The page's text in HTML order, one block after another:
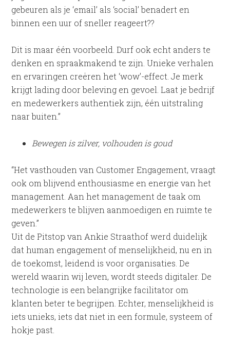
gebeuren als je ‘email’ als ‘social’ benadert en
binnen een uur of sneller reageert??
Dit is maar één voorbeeld. Durf ook echt anders te
denken en spraakmakend te zijn. Unieke verhalen
en ervaringen creëren het ‘wow’-effect. Je merk
krijgt lading door beleving en gevoel. Laat je bedrijf
en medewerkers authentiek zijn, één uitstraling
naar buiten.”
Bewegen is zilver, volhouden is goud
“Het vasthouden van Customer Engagement, vraagt
ook om blijvend enthousiasme en energie van het
management. Aan het management de taak om
medewerkers te blijven aanmoedigen en ruimte te
geven.”
Uit de Pitstop van Ankie Straathof werd duidelijk
dat human engagement of menselijkheid, nu en in
de toekomst, leidend is voor organisaties. De
wereld waarin wij leven, wordt steeds digitaler. De
technologie is een belangrijke facilitator om
klanten beter te begrijpen. Echter, menselijkheid is
iets unieks, iets dat niet in een formule, systeem of
hokje past.